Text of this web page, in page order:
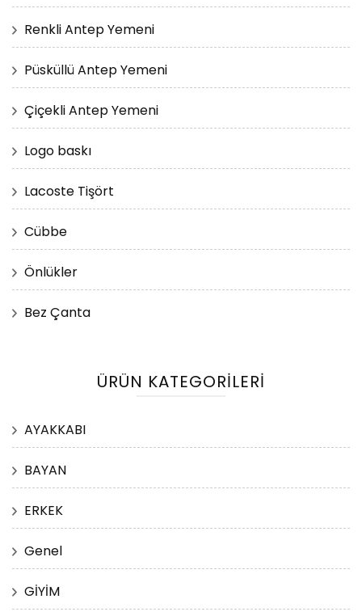
Renkli Antep Yemeni
Püsküllü Antep Yemeni
Çiçekli Antep Yemeni
Logo baskı
Lacoste Tişört
Cübbe
Önlükler
Bez Çanta
ÜRÜN KATEGORILERI
AYAKKABI
BAYAN
ERKEK
Genel
GİYİM